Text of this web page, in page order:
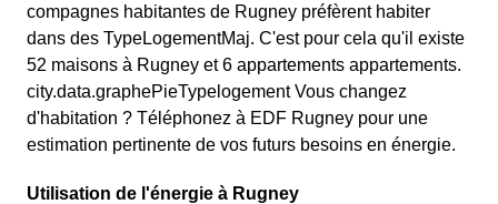
compagnes habitantes de Rugney préfèrent habiter
dans des TypeLogementMaj. C'est pour cela qu'il existe
52 maisons à Rugney et 6 appartements appartements.
city.data.graphePieTypelogement Vous changez
d'habitation ? Téléphonez à EDF Rugney pour une
estimation pertinente de vos futurs besoins en énergie.
Utilisation de l'énergie à Rugney